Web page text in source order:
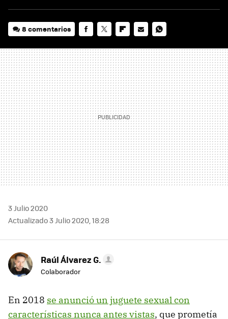
8 comentarios
MAIL
3 Julio 2020
Actualizado 3 Julio 2020, 18:28
Raúl Álvarez G.
Colaborador
En 2018 se anunció un juguete sexual con
características nunca antes vistas, que prometía